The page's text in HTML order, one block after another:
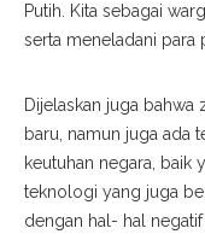
Putih. Kita sebagai
serta meneladani para
Dijelaskan juga bahwa
baru, namun juga ada
keutuhan negara, baik
teknologi yang juga
dengan hal- hal